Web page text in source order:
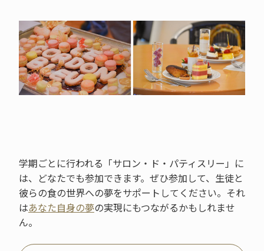
学期ごとに行われる「サロン・ド・パティスリー」に
は、どなたでも参加できます。ぜひ参加して、生徒と
彼らの食の世界への夢をサポートしてください。それ
はあなた自身の夢の実現にもつながるかもしれませ
ん。